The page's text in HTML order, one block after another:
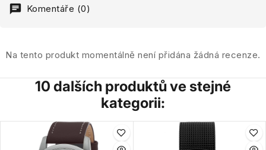
Komentáře (0)
Na tento produkt momentálně není přidána žádná recenze.
10 dalších produktů ve stejné
kategorii: